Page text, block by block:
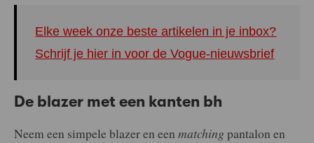
Elke week onze beste artikelen in je inbox?
Schrijf je hier in voor de Vogue-nieuwsbrief
De blazer met een kanten bh
Neem een simpele blazer en een matching pantalon en